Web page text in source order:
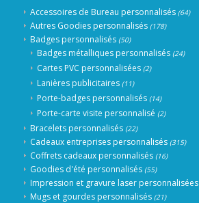
Accessoires de Bureau personnalisés (64)
Autres Goodies personnalisés (178)
Badges personnalisés (50)
Badges métalliques personnalisés (24)
Cartes PVC personnalisées (2)
Lanières publicitaires (11)
Porte-badges personnalisés (14)
Porte-carte visite personnalisé (2)
Bracelets personnalisés (22)
Cadeaux entreprises personnalisés (315)
Coffrets cadeaux personnalisés (16)
Goodies d'été personnalisés (55)
Impression et gravure laser personnalisées
Mugs et gourdes personnalisés (21)